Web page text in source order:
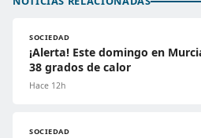
SOCIEDAD
¡Alerta! Este domingo en
38 grados de calor
Hace 12h
SOCIEDAD